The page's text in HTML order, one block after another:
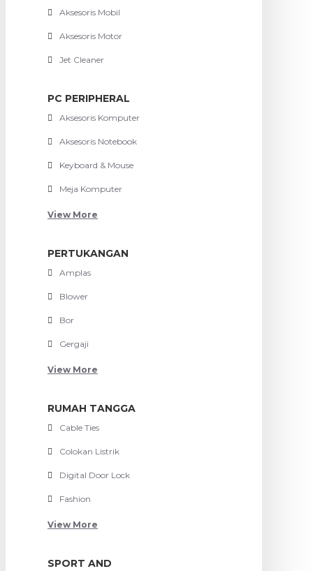
Aksesoris Mobil
Aksesoris Motor
Jet Cleaner
PC PERIPHERAL
Aksesoris Komputer
Aksesoris Notebook
Keyboard & Mouse
Meja Komputer
View More
PERTUKANGAN
Amplas
Blower
Bor
Gergaji
View More
RUMAH TANGGA
Cable Ties
Colokan Listrik
Digital Door Lock
Fashion
View More
SPORT AND